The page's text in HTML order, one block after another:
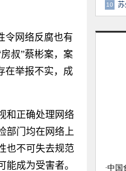
网络反腐也有
叔”蔡彬案，案
在举报不实，成
和正确处理网络
部门均在网络上
也不可失去规范
成为受害者。
10